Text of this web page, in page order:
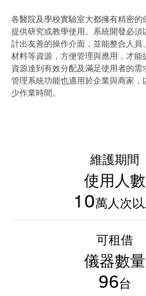
各醫院及學校實驗室大都擁有精密的
提供研究或教學使用。系統開發必須
計出友善的操作介面，並能整合人員
材料等資源，方便管理與應用，才能
資源達到有效分配及滿足使用者的需
管理系統功能也適用於企業與商家，
少作業時間。
維護期間
使用人數
10萬人次
可租借
儀器數量
96台